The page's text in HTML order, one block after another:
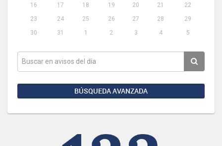
16
17 18 19 20 21
22
23
24 25 26 27 28
29
30
31 1 2 3 4 5
BÚSQUEDA AVANZADA